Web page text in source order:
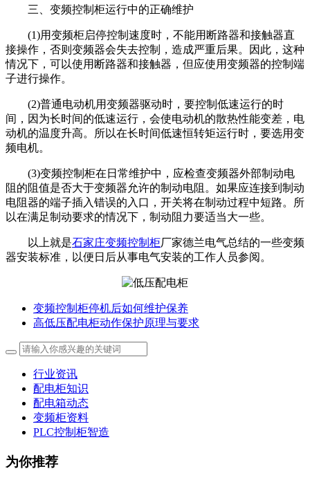
三、 变频控制柜运行中的正确维护
(1)用变频柜启停控制速度时，不能用断路器和接触器直
接操作，否则变频器会失去控制，造成严重后果。因此，这种
情况下，可以使用断路器和接触器，但应使用变频器的控制端
子进行操作。
(2)普通电动机用变频器驱动时，要控制低速运行的时
间，因为长时间的低速运行，会使电动机的散热性能变差，电
动机的温度升高。所以在长时间低速恒转矩运行时，要选用变
频电机。
(3)变频控制柜在 日常维护中，应检查变频器外部制动电
阻的阻值是否大于变频器允许的制动电阻。如果应连接到制动
电阻器的端子插入错误的入口，开关将在制动过程中短路。所
以在满足制动要求的情况下，制动阻力要适当大一些。
以上就是石家庄变频控制柜厂家德兰电气总结的一些变频
器安装标准，以便日后从事电气安装的工作人员参阅。
变频控制柜停机后如何维护保养
高低压配电柜动作保护原理与要求
行业资讯
配电柜知识
配电箱动态
变频柜资料
PLC控制柜智造
为你推荐